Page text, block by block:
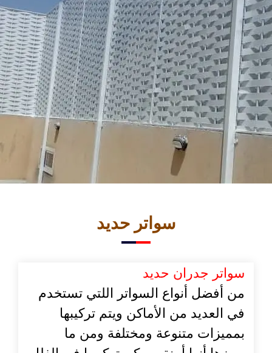
سواتر حديد
سواتر جدران حديد
من أفضل أنواع السواتر اللتي تستخدم
في العديد من الأماكن ويتم تركيبها
بمميزات متنوعة ومختلفة ومن ما